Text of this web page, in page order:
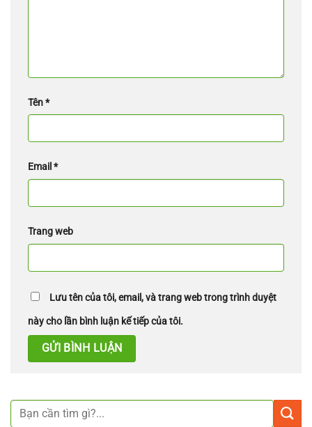
Tên*
Email *
Trang web
Lưu tên của tôi, email, và trang web trong trình duyệt
này cho lần bình luận kế tiếp của tôi.